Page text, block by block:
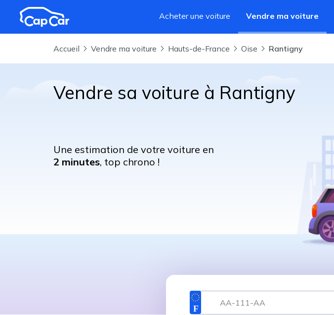
Aller au contenu principal
Acheter une voiture
Vendre ma voiture
Accueil Vendre ma voiture Hauts-de-France Oise Rantigny
Vendre sa voiture à Rantigny
Une estimation de votre voiture en
2 minutes, top chrono !